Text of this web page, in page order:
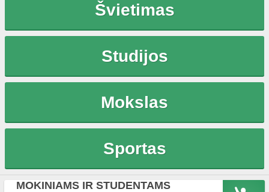
Švietimas
Studijos
Mokslas
Sportas
MOKINIAMS IR STUDENTAMS